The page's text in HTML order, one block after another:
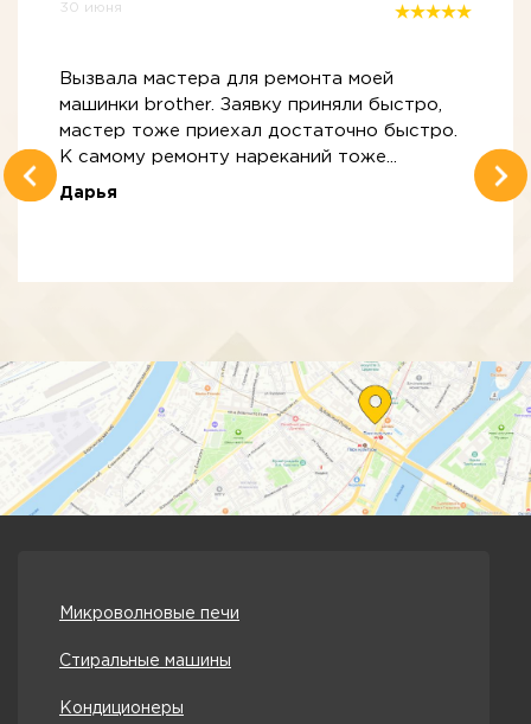
30 июня
Вызвала мастера для ремонта моей
машинки brother. Заявку приняли быстро,
мастер тоже приехал достаточно быстро.
К самому ремонту нареканий тоже...
Дарья
Микроволновые печи
Стиральные машины
Кондиционеры